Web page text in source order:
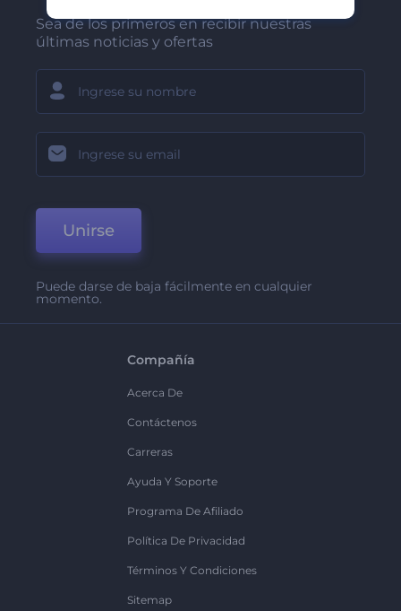
Sea de los primeros en recibir nuestras
últimas noticias y ofertas
Unirse
Puede darse de baja fácilmente en cualquier
momento.
Compañía
Acerca De
Contáctenos
Carreras
Ayuda Y Soporte
Programa De Afiliado
Política De Privacidad
Términos Y Condiciones
Sitemap